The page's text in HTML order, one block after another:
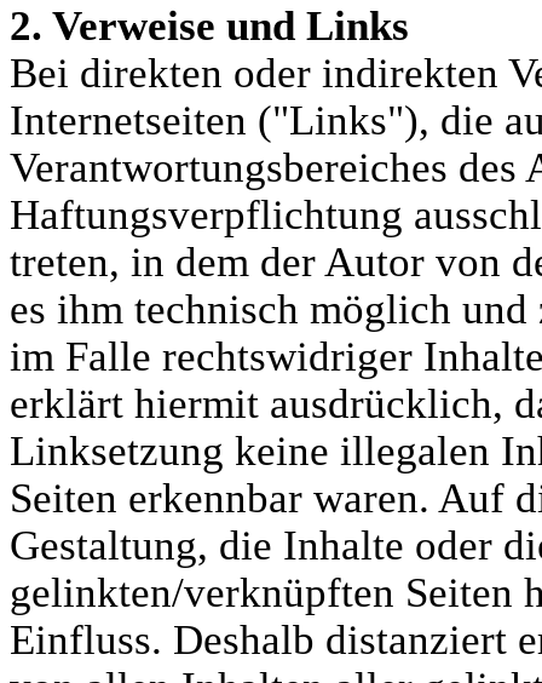
2. Verweise und Links
Bei direkten oder indirekten
Internetseiten ("Links"), die
Verantwortungsbereiches
Haftungsverpflichtung
treten, in dem der Autor von
es ihm technisch möglich
im Falle rechtswidriger
erklärt hiermit ausdrücklich,
Linksetzung keine illegalen
Seiten erkennbar waren. Auf
Gestaltung, die Inhalte oder
gelinkten/verknüpften Seiten
Einfluss. Deshalb distanziert